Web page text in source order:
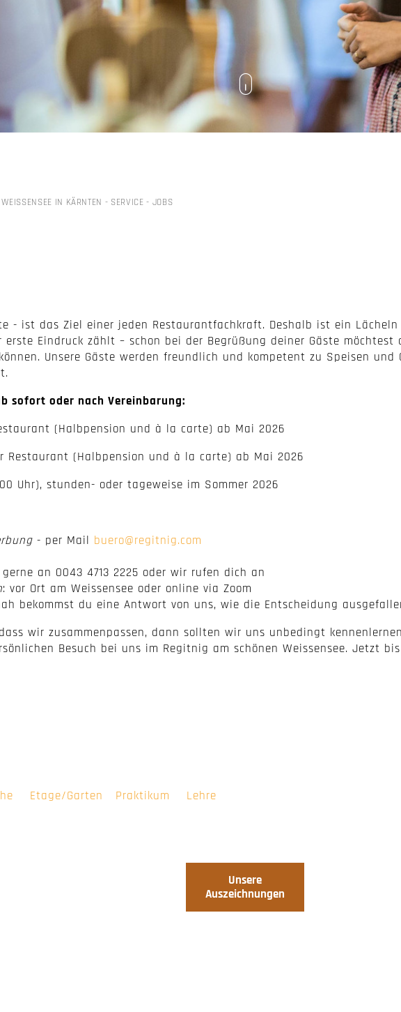
IN KÄRNTEN - SERVICE - JOBS
- ist das Ziel einer jeden Restaurantfachkraft. Deshalb ist ein
erste Eindruck zählt – schon bei der Begrüßung deiner Gäste
Unsere Gäste werden freundlich und kompetent zu Speisen
sofort oder nach Vereinbarung:
(Halbpension und à la carte) ab Mai 2026
Restaurant (Halbpension und à la carte) ab Mai 2026
Uhr), stunden- oder tageweise im Sommer 2026
- per Mail buero@regitnig.com
an 0043 4713 2225 oder wir rufen dich an
: vor Ort am Weissensee oder online via Zoom
bekommst du eine Antwort von uns, wie die Entscheidung
wir zusammenpassen, dann sollten wir uns unbedingt
Besuch bei uns im Regitnig am schönen Weissensee. Jetzt
Etage/Garten Praktikum Lehre
Unsere
Auszeichnungen